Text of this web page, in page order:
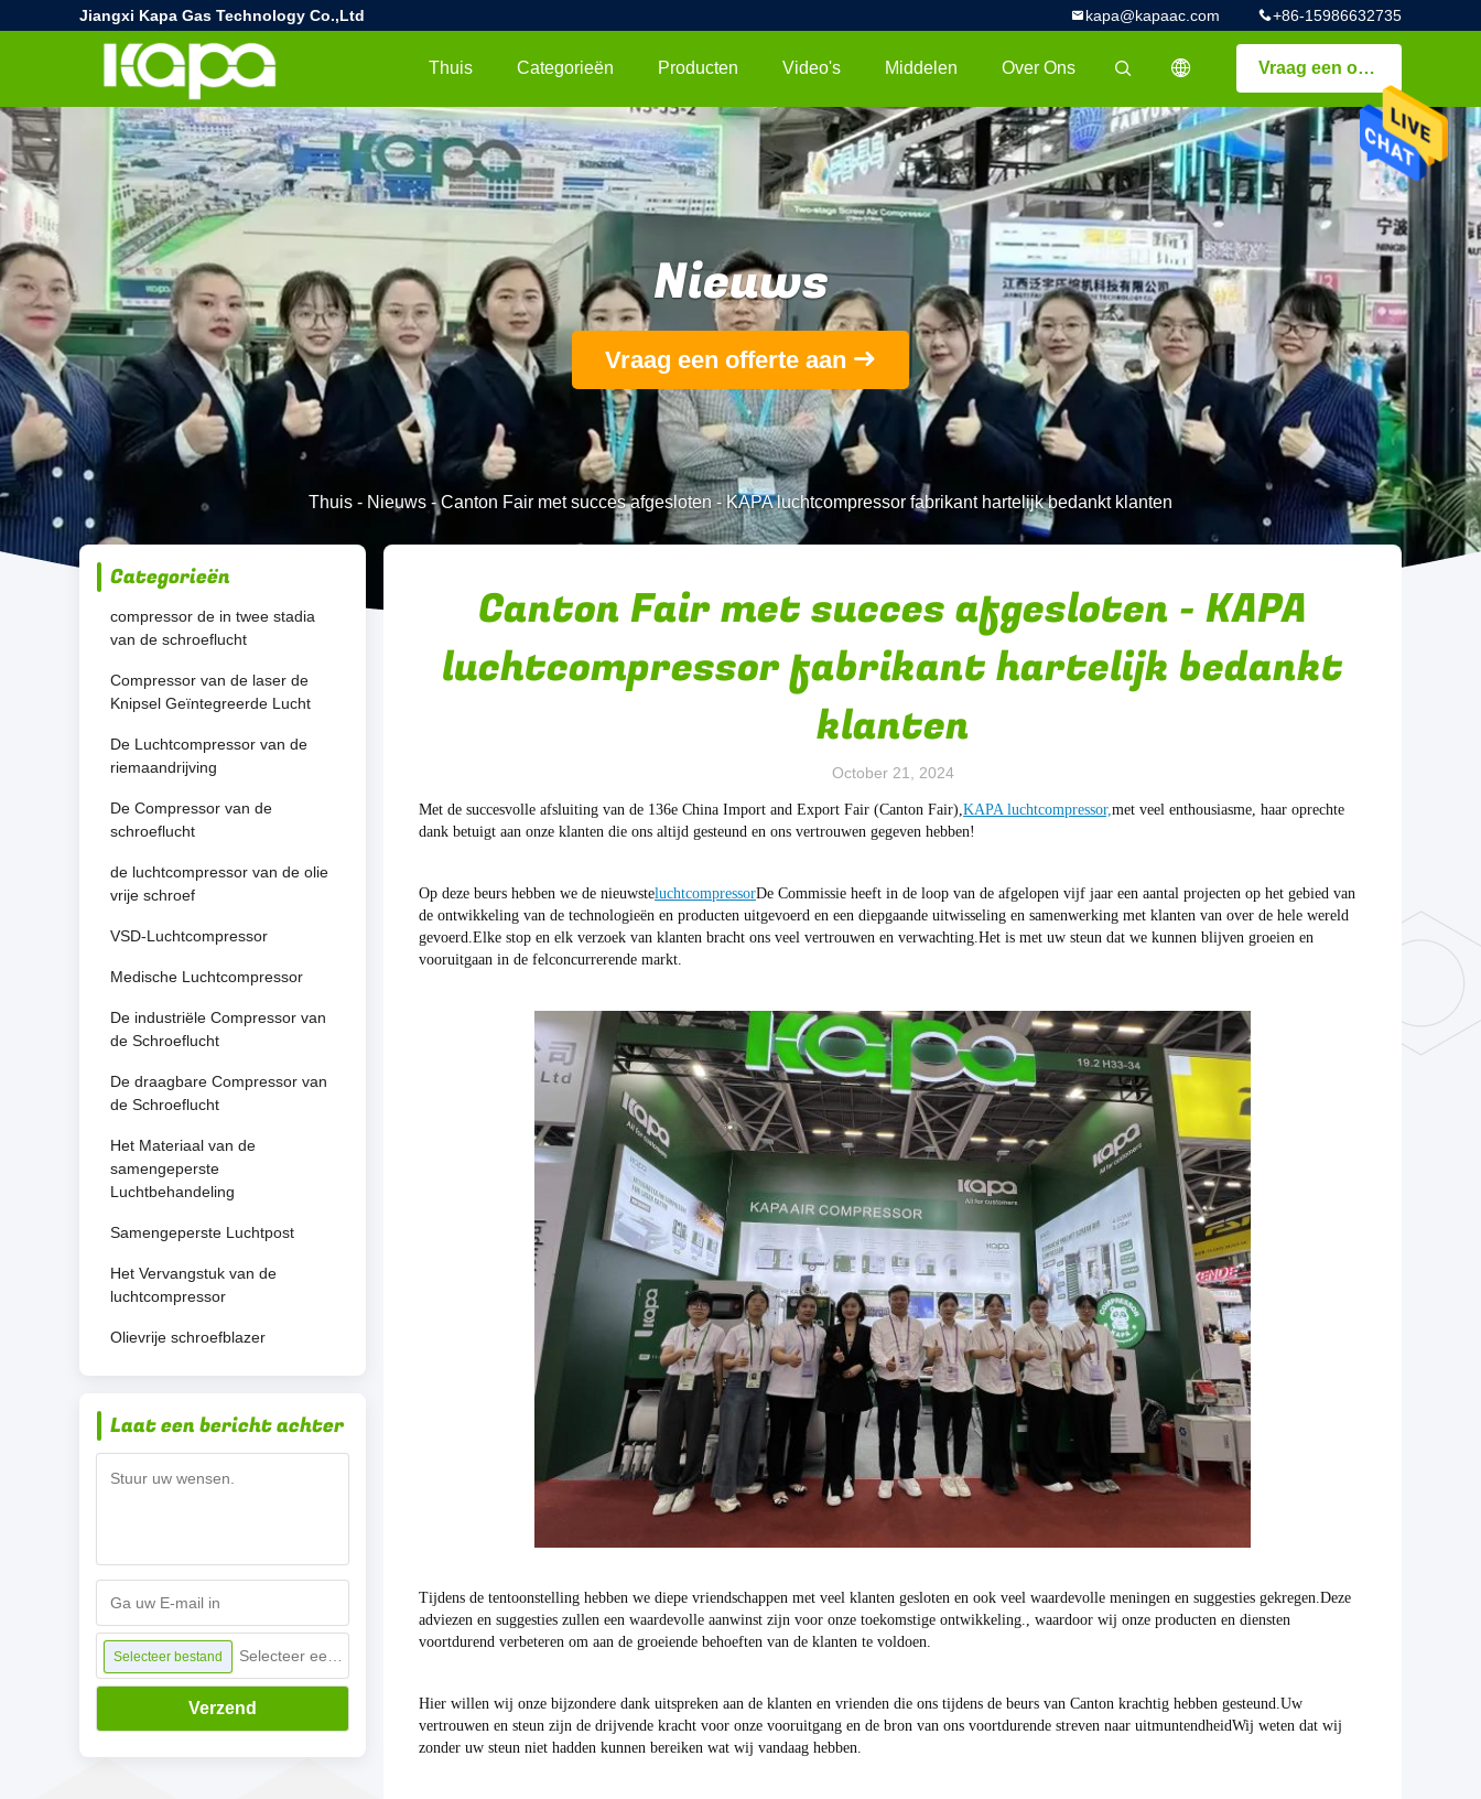
Jiangxi Kapa Gas Technology Co.,Ltd +86-15986632735
kapa@kapaac.com
Vraag een offerte aan
描述
Thuis Categorieën Producten Video's Middelen Over Ons
Nieuws
Vraag een offerte aan
Thuis - Nieuws -Canton Fair met succes afgesloten - KAPA luchtcompressor fabrikant hartelijk bedankt klanten
Categorieën
compressor de in twee stadia
van de schroeflucht
Compressor van de laser de
Knipsel Geïntegreerde Lucht
De Luchtcompressor van de
riemaandrijving
De Compressor van de
schroeflucht
de luchtcompressor van de olie
vrije schroef
VSD-Luchtcompressor
Medische Luchtcompressor
De industriële Compressor van
de Schroeflucht
De draagbare Compressor van
de Schroeflucht
Het Materiaal van de
samengeperste
Luchtbehandeling
Samengeperste Luchtpost
Het Vervangstuk van de
luchtcompressor
Olievrije schroefblazer
Laat een bericht achter
Selecteer bestand
Verzend
Canton Fair met succes afgesloten - KAPA
luchtcompressor fabrikant hartelijk bedankt
klanten
October 21, 2024
Met de succesvolle afsluiting van de 136e China Import and Export Fair (Canton Fair),KAPA luchtcompressor,met veel enthousiasme, haar oprechte
dank betuigt aan onze klanten die ons altijd gesteund en ons vertrouwen gegeven hebben!
Op deze beurs hebben we de nieuwsteluchtcompressorDe Commissie heeft in de loop van de afgelopen vijf jaar een aantal projecten op het gebied van
de ontwikkeling van de technologieën en producten uitgevoerd en een diepgaande uitwisseling en samenwerking met klanten van over de hele wereld
gevoerd.Elke stop en elk verzoek van klanten bracht ons veel vertrouwen en verwachting.Het is met uw steun dat we kunnen blijven groeien en
vooruitgaan in de felconcurrerende markt.
Tijdens de tentoonstelling hebben we diepe vriendschappen met veel klanten gesloten en ook veel waardevolle meningen en suggesties gekregen.Deze
adviezen en suggesties zullen een waardevolle aanwinst zijn voor onze toekomstige ontwikkeling., waardoor wij onze producten en diensten
voortdurend verbeteren om aan de groeiende behoeften van de klanten te voldoen.
Hier willen wij onze bijzondere dank uitspreken aan de klanten en vrienden die ons tijdens de beurs van Canton krachtig hebben gesteund.Uw
vertrouwen en steun zijn de drijvende kracht voor onze vooruitgang en de bron van ons voortdurende streven naar uitmuntendheidWij weten dat wij
zonder uw steun niet hadden kunnen bereiken wat wij vandaag hebben.